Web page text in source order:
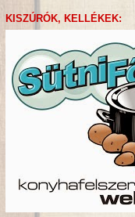
KISZÚRÓK, KELLÉKEK: